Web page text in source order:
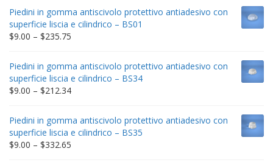
Piedini in gomma antiscivolo protettivo antiadesivo con
superficie liscia e cilindrico – BS01
$9.00 – $235.75
through
$235.75
Piedini in gomma antiscivolo protettivo antiadesivo con
superficie liscia e cilindrico – BS34
$9.00 – $212.34Price
through
$212.34
Piedini in gomma antiscivolo protettivo antiadesivo con
superficie liscia e cilindrico – BS35
$9.00 – $332.65